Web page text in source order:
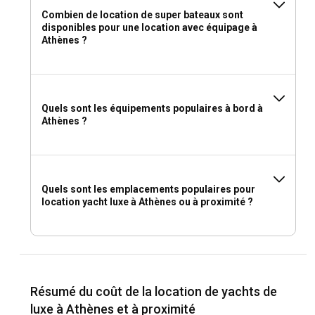
Combien de location de super bateaux sont
disponibles pour une location avec équipage à
Athènes ?
Quels sont les équipements populaires à bord à
Athènes ?
Quels sont les emplacements populaires pour
location yacht luxe à Athènes ou à proximité ?
Résumé du coût de la location de yachts de
luxe à Athènes et à proximité